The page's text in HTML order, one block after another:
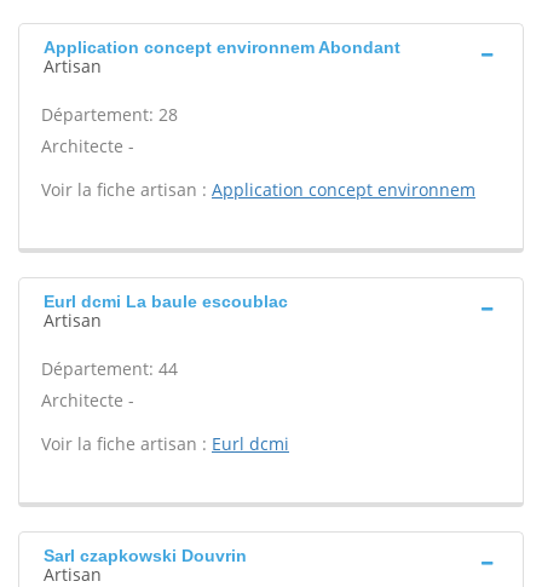
Application concept environnem Abondant
Artisan
Département: 28
Architecte -
Voir la fiche artisan : Application concept environnem
Eurl dcmi La baule escoublac
Artisan
Département: 44
Architecte -
Voir la fiche artisan : Eurl dcmi
Sarl czapkowski Douvrin
Artisan